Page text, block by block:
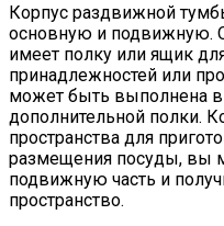
Корпус раздвижной
основную и подвижную.
имеет полку или ящик
принадлежностей или
может быть выполнена
дополнительной полки.
пространства для
размещения посуды, вы
подвижную часть и
пространство.